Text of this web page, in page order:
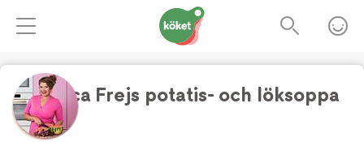
Jessica Frejs potatis- och löksoppa